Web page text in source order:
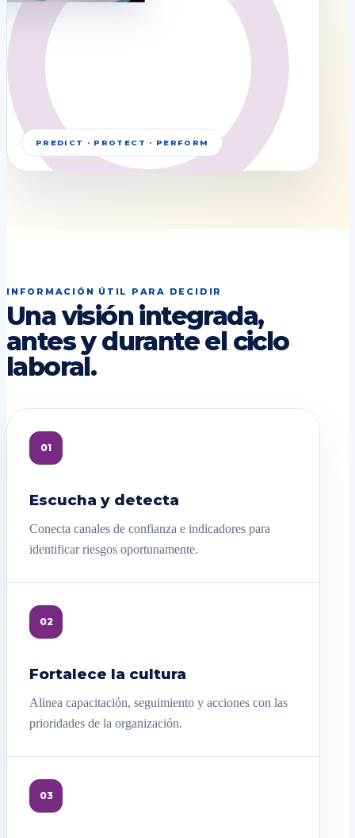
PREDICT · PROTECT · PERFORM
INFORMACIÓN ÚTIL PARA DECIDIR
Una visión integrada,
antes y durante el ciclo
laboral.
01
Escucha y detecta
Conecta canales de confianza e indicadores para
identificar riesgos oportunamente.
02
Fortalece la cultura
Alinea capacitación, seguimiento y acciones con las
prioridades de la organización.
03